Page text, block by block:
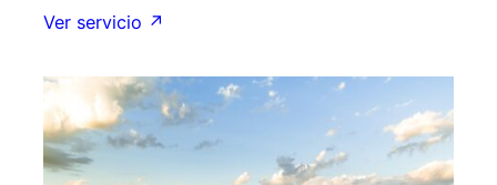
Ver servicio ↗